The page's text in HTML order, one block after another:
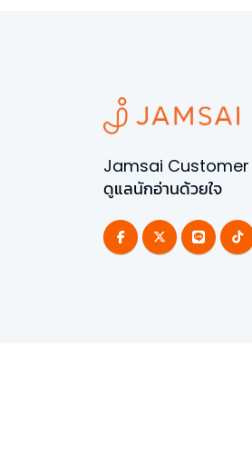
Jamsai
ดูแลนักอ่านด้วยใจ